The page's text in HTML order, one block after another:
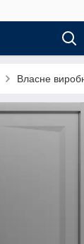
Власне